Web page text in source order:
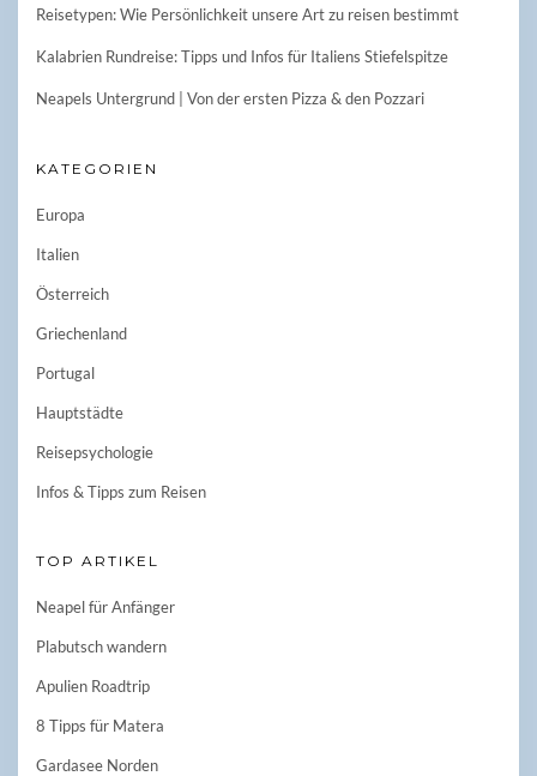
Reisetypen: Wie Persönlichkeit unsere Art zu reisen bestimmt
Kalabrien Rundreise: Tipps und Infos für Italiens Stiefelspitze
Neapels Untergrund | Von der ersten Pizza & den Pozzari
KATEGORIEN
Europa
Italien
Österreich
Griechenland
Portugal
Hauptstädte
Reisepsychologie
Infos & Tipps zum Reisen
TOP ARTIKEL
Neapel für Anfänger
Plabutsch wandern
Apulien Roadtrip
8 Tipps für Matera
Gardasee Norden